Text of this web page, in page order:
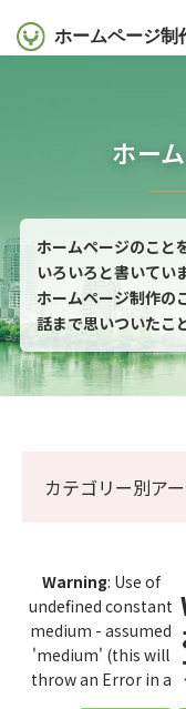
ホームページ制
ホー
ホームページのこと
いろいろと書いてい
ホームページ制作の
話まで思いついたこ
カテゴリー別ア
Warning: Use of
undefined constant
medium - assumed
'medium' (this will
throw an Error in a